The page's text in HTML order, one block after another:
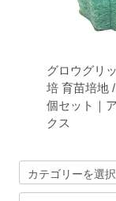
グロウグリ
培 育苗培地
個セット｜
クス